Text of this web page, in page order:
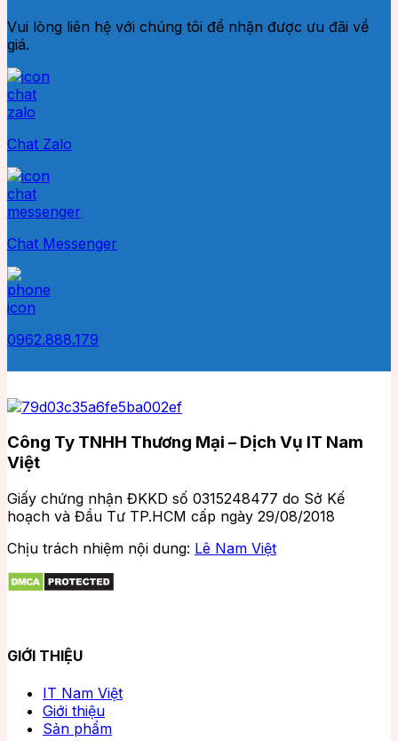
Vui lòng liên hệ với chúng tôi để nhận được ưu đãi về
giá.
Chat Zalo
Chat Messenger
0962.888.179
Công Ty TNHH Thương Mại – Dịch Vụ IT Nam
Việt
Giấy chứng nhận ĐKKD số 0315248477 do Sở Kế
hoạch và Đầu Tư TP.HCM cấp ngày 29/08/2018
Chịu trách nhiệm nội dung: Lê Nam Việt
GIỚI THIỆU
IT Nam Việt
Giới thiệu
Sản phẩm